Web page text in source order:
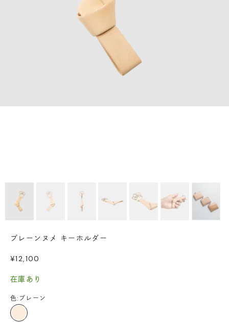
プレーンヌメ キーホルダー
セール価格
¥12,100
在庫あり
色: プレーン
プレーン